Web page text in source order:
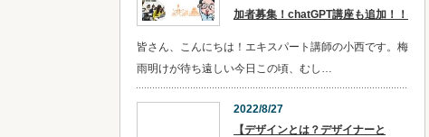
加者募集！chatGPT講座も追加！！
皆さん、こんにちは！エキスパート講師の小西です。梅
雨明けが待ち遠しい今日この頃、むし…
2022/8/27
【デザインとは？デザイナーと